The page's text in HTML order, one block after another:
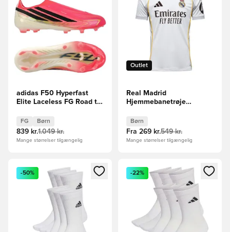
adidas F50 Hyperfast
Elite Laceless FG Road to
Børn
FG Børn
839 kr.1.049 kr.
Mange størrelser tilgængelig
Outlet
Real Madrid
Hjemmebanetrøje
Børn
Fra 269 kr.549 kr.
Mange størrelser tilgængelig
Åbner en Modal til at logge ind eller tilmelde dig som
-50%
Åbner en Modal til at logge
-22%